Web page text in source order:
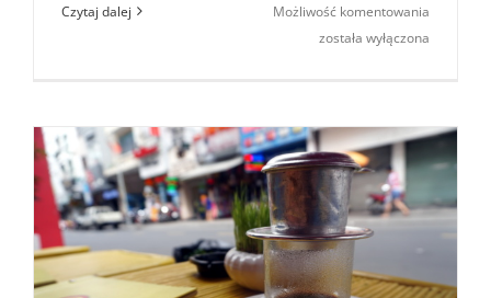
Czytaj dalej Możliwość komentowania
Luwak
została wyłączona